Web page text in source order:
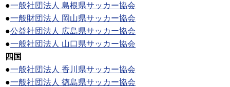
●一般社団法人 島根県サッカー協会
●一般財団法人 岡山県サッカー協会
●公益社団法人 広島県サッカー協会
●一般社団法人 山口県サッカー協会
四国
●一般社団法人 香川県サッカー協会
●一般社団法人 徳島県サッカー協会